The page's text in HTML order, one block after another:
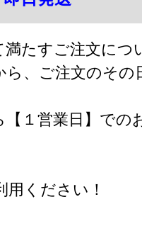
たすご注文につ
ら、ご注文のそ
１営業日】での
ください！